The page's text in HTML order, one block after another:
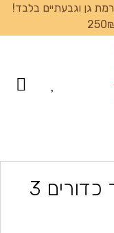
גן וגבעתיים בלבד!
משחק לכלב – משגר כדורים 3